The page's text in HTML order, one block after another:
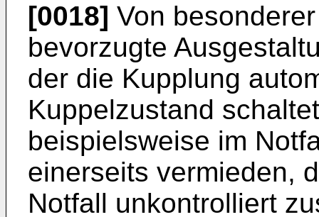
[0018] Von
bevorzugte
der die Kupplung
Kuppelzustand
beispielsweise im
einerseits vermieden,
Notfall unkontrolliert